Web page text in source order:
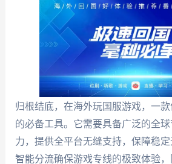
归根结底，在海外玩国服游戏，一
的必备工具。它需要具备广泛的全
力，提供全平台无缝支持，保障稳
智能分流确保游戏专线的极致体验